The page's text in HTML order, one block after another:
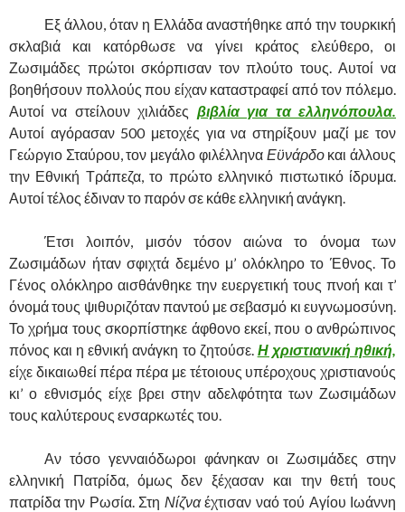
Εξ άλλου, όταν η Ελλάδα αναστήθηκε από την τουρκική
σκλαβιά και κατόρθωσε να γίνει κράτος ελεύθερο, οι
Ζωσιμάδες πρώτοι σκόρπισαν τον πλούτο τους. Αυτοί να
βοηθήσουν πολλούς που είχαν καταστραφεί από τον πόλεμο.
Αυτοί να στείλουν χιλιάδες βιβλία για τα ελληνόπουλα.
Αυτοί αγόρασαν 500 μετοχές για να στηρίξουν μαζί με τον
Γεώργιο Σταύρου, τον μεγάλο φιλέλληνα Εϋνάρδοκαι άλλους
την Εθνική Τράπεζα, το πρώτο ελληνικό πιστωτικό ίδρυμα.
Αυτοί τέλος έδιναν το παρόν σε κάθε ελληνική ανάγκη.
Έτσι λοιπόν, μισόν τόσον αιώνα το όνομα των
Ζωσιμάδων ήταν σφιχτά δεμένο μ’ ολόκληρο το Έθνος. Το
Γένος ολόκληρο αισθάνθηκε την ευεργετική τους πνοή και τ’
όνομά τους ψιθυριζόταν παντού με σεβασμό κι ευγνωμοσύνη.
Το χρήμα τους σκορπίστηκε άφθονο εκεί, που ο ανθρώπινος
πόνος και η εθνική ανάγκη το ζητούσε. Η χριστιανική ηθική,
είχε δικαιωθεί πέρα πέρα με τέτοιους υπέροχους χριστιανούς
κι’ ο εθνισμός είχε βρει στην αδελφότητα των Ζωσιμάδων
τους καλύτερους ενσαρκωτές του.
Αν τόσο γενναιόδωροι φάνηκαν οι Ζωσιμάδες στην
ελληνική Πατρίδα, όμως δεν ξέχασαν και την θετή τους
πατρίδα την Ρωσία. Στη Νίζναέχτισαν ναό τού Αγίου Ιωάννη